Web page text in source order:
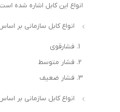
انواع این کابل اشاره شده
انواع کابل سازمانی بر
فشارقوی
فشار متوسط
فشار ضعیف
انواع کابل سازمانی بر